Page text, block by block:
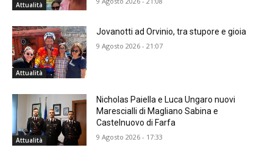
Attualità
Attualità
Jovanotti ad Orvinio, tra stupore e gioia
9 Agosto 2026 - 21:07
Attualità
Nicholas Paiella e Luca Ungaro nuovi
Marescialli di Magliano Sabina e
Castelnuovo di Farfa
9 Agosto 2026 - 17:33